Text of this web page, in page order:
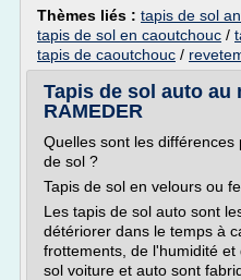
Thèmes liés : tapis de sol
tapis de sol en caoutchouc /
tapis de caoutchouc /
Tapis de sol auto au
RAMEDER
Quelles sont les
de sol ?
Tapis de sol en velours ou
Les tapis de sol auto sont
détériorer dans le temps à
frottements, de l'humidité
sol voiture et auto sont